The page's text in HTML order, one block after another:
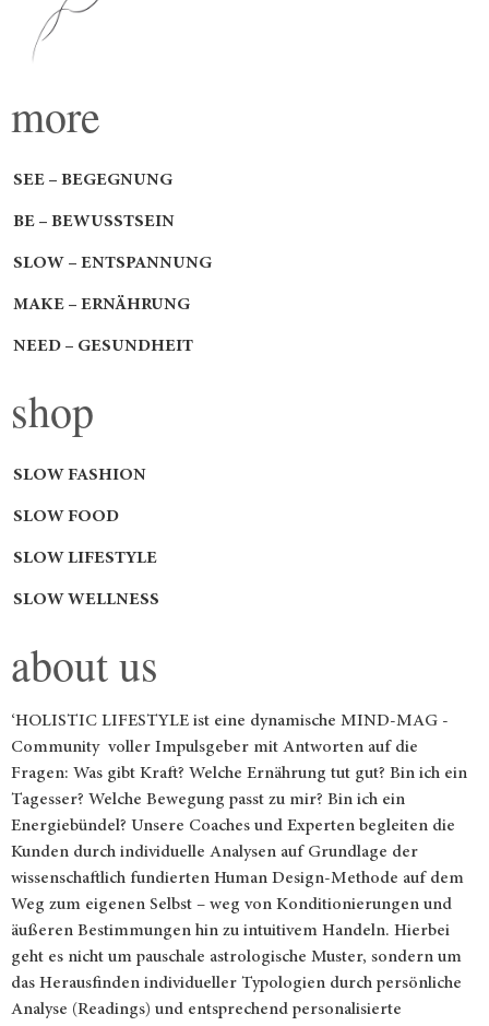
more
SEE – BEGEGNUNG
BE – BEWUSSTSEIN
SLOW – ENTSPANNUNG
MAKE – ERNÄHRUNG
NEED – GESUNDHEIT
shop
SLOW FASHION
SLOW FOOD
SLOW LIFESTYLE
SLOW WELLNESS
about us
‘HOLISTIC LIFESTYLE ist eine dynamische MIND-MAG -
Community voller Impulsgeber mit Antworten auf die
Fragen: Was gibt Kraft? Welche Ernährung tut gut? Bin ich ein
Tagesser? Welche Bewegung passt zu mir? Bin ich ein
Energiebündel? Unsere Coaches und Experten begleiten die
Kunden durch individuelle Analysen auf Grundlage der
wissenschaftlich fundierten Human Design-Methode auf dem
Weg zum eigenen Selbst – weg von Konditionierungen und
äußeren Bestimmungen hin zu intuitivem Handeln. Hierbei
geht es nicht um pauschale astrologische Muster, sondern um
das Herausfinden individueller Typologien durch persönliche
Analyse (Readings) und entsprechend personalisierte